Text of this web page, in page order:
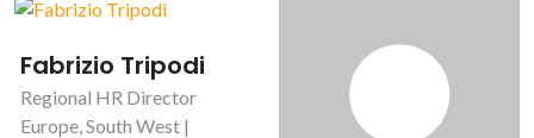
Fabrizio Tripodi
Regional HR Director
Europe, South West |